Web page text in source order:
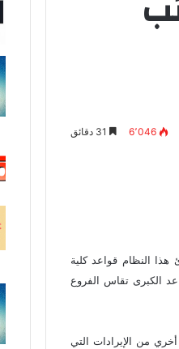
6٬046
هذا النظام قواعد كلية
الكبرى تقاس الفروع
من الإيرادات التي